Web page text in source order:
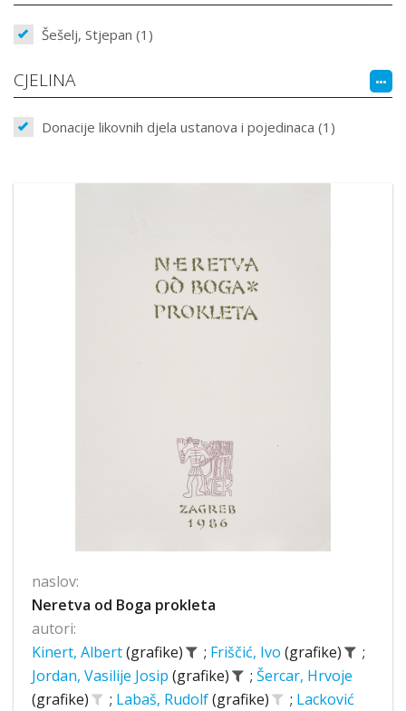
Šešelj, Stjepan (1)
CJELINA
Donacije likovnih djela ustanova i pojedinaca (1)
naslov:
Neretva od Boga prokleta
autori:
Kinert, Albert(grafike) ; Friščić, Ivo (grafike)
;
Jordan, Vasilije Josip (grafike) ; Šercar, Hrvoje
(grafike)
; Labaš, Rudolf(grafike) ; Lacković